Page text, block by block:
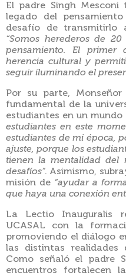
El padre Singh
legado del
desafío de transmitirlo
“Somos herederos de
pensamiento. El primer
herencia cultural y
seguir iluminando el
Por su parte,
fundamental de la
estudiantes en un
estudiantes en este
estudiantes de mi época,
ajuste, porque los
tienen la mentalidad del
desafíos”. Asimismo,
misión de “ayudar a
que haya una conexión
La Lectio Inauguralis
UCASAL con la
promoviendo el diálogo
las distintas realidades
Como señaló el padre
encuentros fortalecen